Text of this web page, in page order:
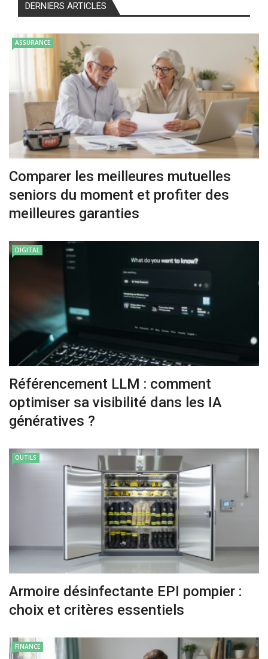
DERNIERS ARTICLES
ASSURANCE
Comparer les meilleures mutuelles
seniors du moment et profiter des
meilleures garanties
DIGITAL
Référencement LLM : comment
optimiser sa visibilité dans les IA
génératives ?
OUTILS
Armoire désinfectante EPI pompier :
choix et critères essentiels
FINANCE